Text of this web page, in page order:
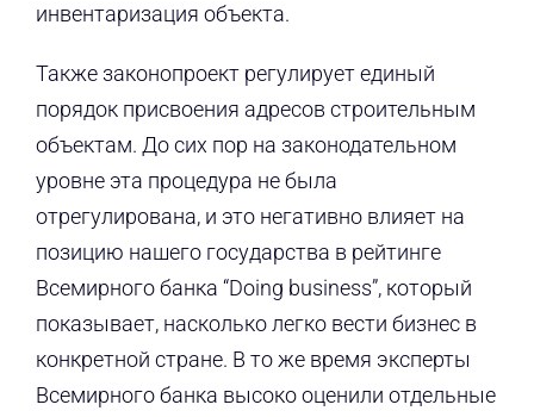
инвентаризация объекта.
Также законопроект регулирует единый
порядок присвоения адресов строительным
объектам. До сих пор на законодательном
уровне эта процедура не была
отрегулирована, и это негативно влияет на
позицию нашего государства в рейтинге
Всемирного банка “Doing business”, который
показывает, насколько легко вести бизнес в
конкретной стране. В то же время эксперты
Всемирного банка высоко оценили отдельные